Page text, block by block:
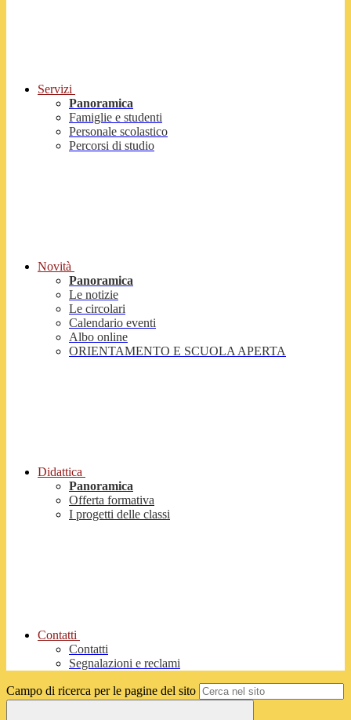
Servizi
Panoramica
Famiglie e studenti
Personale scolastico
Percorsi di studio
Novità
Panoramica
Le notizie
Le circolari
Calendario eventi
Albo online
ORIENTAMENTO E SCUOLA APERTA
Didattica
Panoramica
Offerta formativa
I progetti delle classi
Contatti
Contatti
Segnalazioni e reclami
Campo di ricerca per le pagine del sito